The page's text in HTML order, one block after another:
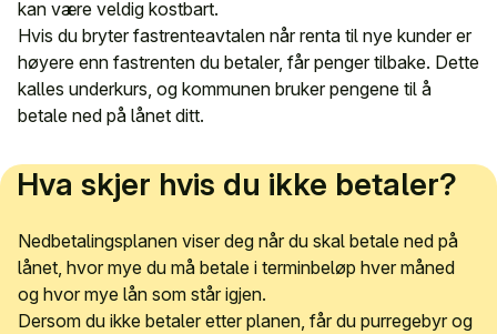
kan være veldig kostbart.
Hvis du bryter fastrenteavtalen når renta til nye kunder er
høyere enn fastrenten du betaler, får penger tilbake. Dette
kalles underkurs, og kommunen bruker pengene til å
betale ned på lånet ditt.
Hva skjer hvis du ikke betaler?
Nedbetalingsplanen viser deg når du skal betale ned på
lånet, hvor mye du må betale i terminbeløp hver måned
og hvor mye lån som står igjen.
Dersom du ikke betaler etter planen, får du purregebyr og